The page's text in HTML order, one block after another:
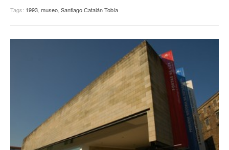
Tags: 1993, museo, Santiago Catalán Tobía